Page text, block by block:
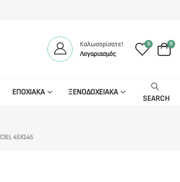
Καλωσορίσατε!
Λογαριασμός
0 0
ΕΠΟΧΙΑΚΑ ΞΕΝΟΔΟΧΕΙΑΚΑ
SEARCH
45X145